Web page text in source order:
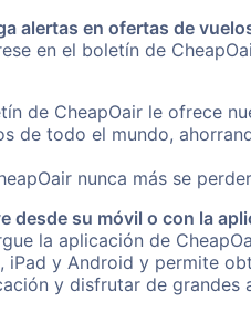
alertas en ofertas de
en el boletín de
de CheapOair le ofrece
de todo el mundo,
nunca más se
desde su móvil o con la
la aplicación de
iPad y Android y permite
y disfrutar de grandes